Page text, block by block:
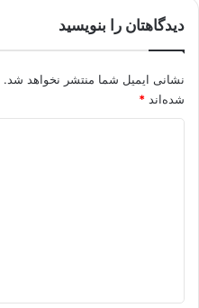
دیدگاهتان را بنویسید
نشانی ایمیل شما منتشر نخواهد شد.
شده‌اند *